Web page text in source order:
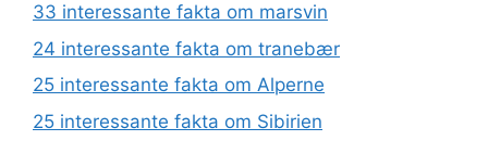
33 interessante fakta om marsvin
24 interessante fakta om tranebær
25 interessante fakta om Alperne
25 interessante fakta om Sibirien